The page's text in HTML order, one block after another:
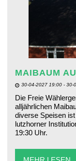
MAIBAUM
30-04-2027 19:00 - 30-
Die Freie
alljährlichen
diverse Speisen
lutzhorner
19:30 Uhr.